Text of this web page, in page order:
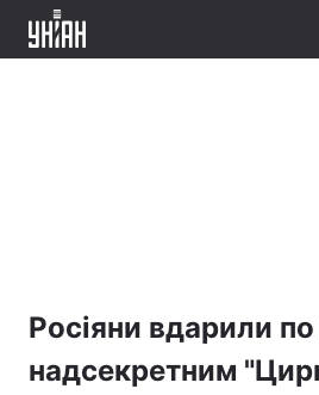
Росіяни вдарили
надсекретним